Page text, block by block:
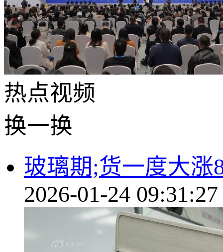
热点视频
换一换
玻璃期;货一度大涨
2026-01-24 09:31:27